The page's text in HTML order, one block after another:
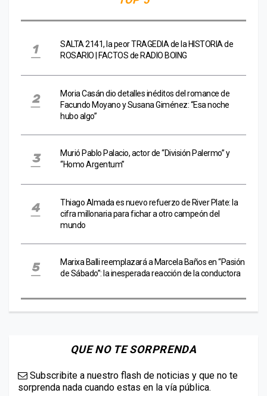
SALTA 2141, la peor TRAGEDIA de la HISTORIA de
ROSARIO | FACTOS de RADIO BOING
Moria Casán dio detalles inéditos del romance de
Facundo Moyano y Susana Giménez: “Esa noche
hubo algo”
Murió Pablo Palacio, actor de “División Palermo” y
“Homo Argentum”
Thiago Almada es nuevo refuerzo de River Plate: la
cifra millonaria para fichar a otro campeón del
mundo
Marixa Balli reemplazará a Marcela Baños en “Pasión
de Sábado”: la inesperada reacción de la conductora
QUE NO TE SORPRENDA
Subscribite a nuestro flash de noticias y que no te
sorprenda nada cuando estas en la vía pública.